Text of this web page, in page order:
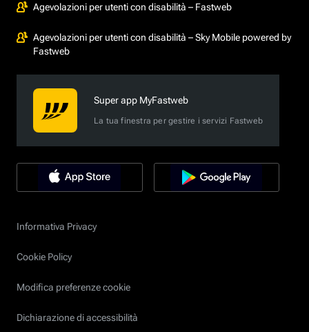
Agevolazioni per utenti con disabilità – Fastweb
Agevolazioni per utenti con disabilità – Sky Mobile powered by
Fastweb
Super app MyFastweb
La tua finestra per gestire i servizi Fastweb
Informativa Privacy
Cookie Policy
Modifica preferenze cookie
Dichiarazione di accessibilità